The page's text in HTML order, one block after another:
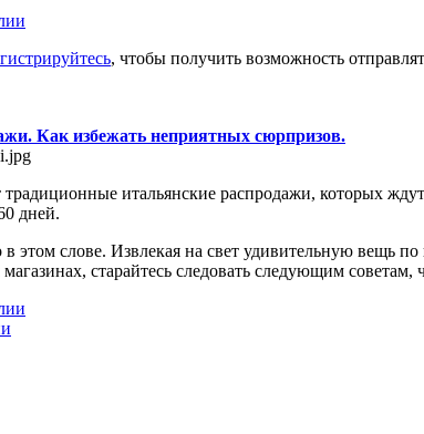
, чтобы получить возможность
Как избежать неприятных сюрпризов.
итальянские распродажи, которых
дней.
этом слове. Извлекая на свет удивительную вещь
старайтесь следовать следующим